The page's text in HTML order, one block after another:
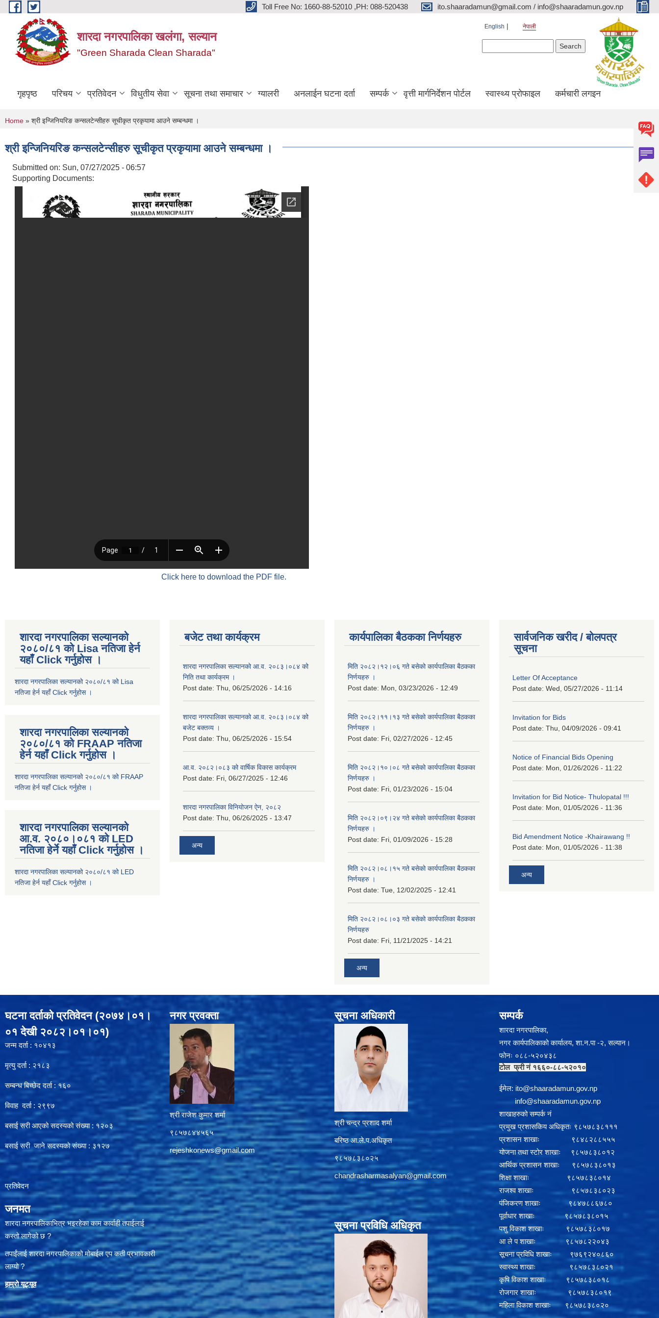
Skip to main content Toll Free No: 1660-88-52010 ,PH: 088-520438 ito.shaaradamun@gmail.com / info@shaaradamun.gov.np
शारदा नगरपालिका खलंगा, सल्यान
"Green Sharada Clean Sharada"
English नेपाली
गृहपृष्ठ परिचय प्रतिवेदन विधुतीय सेवा सूचना तथा समाचार ग्यालरी अनलाईन घटना दर्ता सम्पर्क वृत्ती मार्गनिर्देशन पोर्टल स्वास्थ्य प्रोफाइल कर्मचारी लगइन
You are here
Home » श्री इन्जिनियरिङ कन्सलटेन्सीहरु सूचीकृत प्रकृयामा आउने सम्बन्धमा ।
श्री इन्जिनियरिङ कन्सलटेन्सीहरु सूचीकृत प्रकृयामा आउने सम्बन्धमा ।
Submitted on: Sun, 07/27/2025 - 06:57
Supporting Documents:
Click here to download the PDF file.
शारदा नगरपालिका सल्यानको
२०८०/८१ को Lisa नतिजा हेर्न
यहाँ Click गर्नुहोस ।
शारदा नगरपालिका सल्यानको २०८०/८१ को Lisa
नतिजा हेर्न यहाँ Click गर्नुहोस ।
शारदा नगरपालिका सल्यानको
२०८०/८१ को FRAAP नतिजा
हेर्न यहाँ Click गर्नुहोस ।
शारदा नगरपालिका सल्यानको २०८०/८१ को FRAAP
नतिजा हेर्न यहाँ Click गर्नुहोस ।
शारदा नगरपालिका सल्यानको
आ.व. २०८०।०८१ को LED
नतिजा हेर्ने यहाँ Click गर्नुहोस ।
शारदा नगरपालिका सल्यानको २०८०/८१ को LED
नतिजा हेर्न यहाँ Click गर्नुहोस ।
बजेट तथा कार्यक्रम
शारदा नगरपालिका सल्यानको आ.व. २०८३।०८४ को
निति तथा कार्यक्रम ।
Post date: Thu, 06/25/2026 - 14:16
शारदा नगरपालिका सल्यानको आ.व. २०८३।०८४ को
बजेट बक्तव्य ।
Post date: Thu, 06/25/2026 - 15:54
आ.व. २०८२।०८३ को वार्षिक विकास कार्यक्रम
Post date: Fri, 06/27/2025 - 12:46
शारदा नगरपालिका विनियोजन ऐन, २०८२
Post date: Thu, 06/26/2025 - 13:47
अन्य
कार्यपालिका बैठकका निर्णयहरु
मिति २०८२।१२।०६ गते बसेको कार्यपालिका बैठकका
निर्णयहरु ।
Post date: Mon, 03/23/2026 - 12:49
मिति २०८२।११।१३ गते बसेको कार्यपालिका बैठकका
निर्णयहरु ।
Post date: Fri, 02/27/2026 - 12:45
मिति २०८२।१०।०८ गते बसेको कार्यपालिका बैठकका
निर्णयहरु ।
Post date: Fri, 01/23/2026 - 15:04
मिति २०८२।०९।२४ गते बसेको कार्यपालिका बैठकका
निर्णयहरु ।
Post date: Fri, 01/09/2026 - 15:28
मिति २०८२।०८।१५ गते बसेको कार्यपालिका बैठकका
निर्णयहरु ।
Post date: Tue, 12/02/2025 - 12:41
मिति २०८२।०८।०३ गते बसेको कार्यपालिका बैठकका
निर्णयहरु
Post date: Fri, 11/21/2025 - 14:21
अन्य
सार्वजनिक खरीद / बोलपत्र
सूचना
Letter Of Acceptance
Post date: Wed, 05/27/2026 - 11:14
Invitation for Bids
Post date: Thu, 04/09/2026 - 09:41
Notice of Financial Bids Opening
Post date: Mon, 01/26/2026 - 11:22
Invitation for Bid Notice- Thulopatal !!!
Post date: Mon, 01/05/2026 - 11:36
Bid Amendment Notice -Khairawang !!
Post date: Mon, 01/05/2026 - 11:38
अन्य
घटना दर्ताको प्रतिवेदन (२०७४।०१।
०१ देखी २०८२।०१।०१)
जन्म दर्ता : १०४१३
मृत्यु दर्ता : २१८३
सम्बन्ध बिच्छेद दर्ता : १६०
विवाह दर्ता : २९९७
बसाई सरी आएको सदस्यको संख्या : १२०३
बसाई सरी जाने सदस्यको संख्या : ३१२७
प्रतिवेदन
जनमत
शारदा नगरपालिकाभित्र भइरहेका काम कार्वाही तपाईलाई
कस्तो लागेको छ ?
तपाईंलाई शारदा नगरपालिकाको मोबाईल एप कती प्रभावकारी
लाग्यो ?
हाम्रो यूट्यूव
नगर प्रवक्ता
श्री राजेश कुमार शर्मा
९८५७८४४५६५
rejeshkonews@gmail.com
सूचना अधिकारी
श्री चन्द्र प्रशाद शर्मा
बरिष्ठ आ.ले.प.अधिकृत
९८५७८३८०२५
chandrasharmasalyan@gmail.com
सूचना प्रविधि अधिकृत
सम्पर्क
शारदा नगरपालिका,
नगर कार्यपालिकाको कार्यालय, शा.न.पा -२, सल्यान।
फोनः ०८८-५२०४३८
टोल फ्री नं १६६०-८८-५२०१०
ईमेल: ito@shaaradamun.gov.np
info@shaaradamun.gov.np
शाखाहरुको सम्पर्क नं
प्रमुख प्रशासकिय अधिकृतः ९८५७८३८१११
प्रशासन शाखाः ९८४८२८८५५५
योजना तथा स्टोर शाखाः ९८५७८३८०१२
आर्थिक प्रशासन शाखाः ९८५७८३८०१३
शिक्षा शाखाः ९८५७८३८०१४
राजश्व शाखाः ९८५७८३८०२३
पंजिकरण शाखाः ९८४७८८६७८०
पूर्वाधार शाखाः ९८५७८३८०१५
पशु विकाश शाखाः ९८५७८३८०१७
आ ले प शाखाः ९८५७८२२०४३
सूचना प्रविधि शाखाः ९७६९२४०८६०
स्वास्थ्य शाखाः ९८५७८३८०२१
कृषि विकाश शाखाः ९८५७८३८०१८
रोजगार शाखाः ९८५७८३८०१९
महिला विकाश शाखाः ९८५७८३८०२०